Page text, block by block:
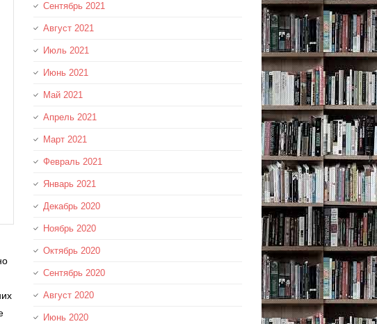
Сентябрь 2021
Август 2021
Июль 2021
Июнь 2021
Май 2021
Апрель 2021
Март 2021
Февраль 2021
Январь 2021
Декабрь 2020
Ноябрь 2020
Октябрь 2020
Сентябрь 2020
Август 2020
Июнь 2020